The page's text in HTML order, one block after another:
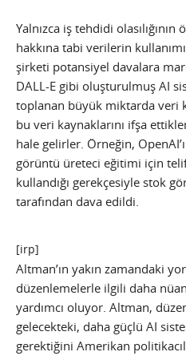
Yalnızca iş tehdidi olasılığının
hakkına tabi verilerin
şirketi potansiyel davalara
DALL-E gibi oluşturulmuş AI
toplanan büyük miktarda veri
bu veri kaynaklarını ifşa
hale gelirler. Örneğin,
görüntü üreteci eğitimi için
kullandığı gerekçesiyle stok
tarafından dava edildi.
[irp]
Altman’ın yakın zamandaki
düzenlemelerle ilgili daha
yardımcı oluyor. Altman,
gelecekteki, daha güçlü AI
gerektiğini Amerikan